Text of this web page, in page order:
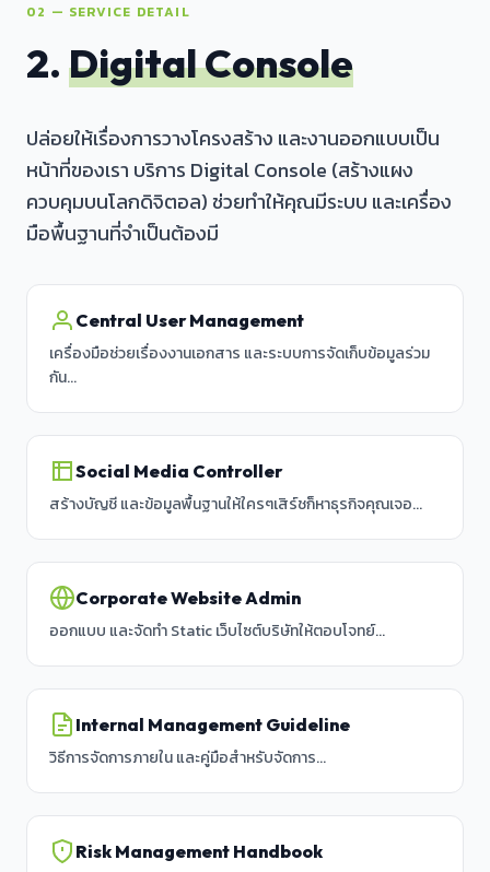
02 — SERVICE DETAIL
2. Digital Console
ปล่อยให้เรื่องการวางโครงสร้าง และงานออกแบบเป็น
หน้าที่ของเรา บริการ Digital Console (สร้างแผง
ควบคุมบนโลกดิจิตอล) ช่วยทำให้คุณมีระบบ และเครื่อง
มือพื้นฐานที่จำเป็นต้องมี
Central User Management
เครื่องมือช่วยเรื่องงานเอกสาร และระบบการจัดเก็บข้อมูลร่วม
กัน...
Social Media Controller
สร้างบัญชี และข้อมูลพื้นฐานให้ใครๆเสิร์ชก็หาธุรกิจคุณเจอ...
Corporate Website Admin
ออกแบบ และจัดทำ Static เว็บไซต์บริษัทให้ตอบโจทย์...
Internal Management Guideline
วิธีการจัดการภายใน และคู่มือสำหรับจัดการ...
Risk Management Handbook